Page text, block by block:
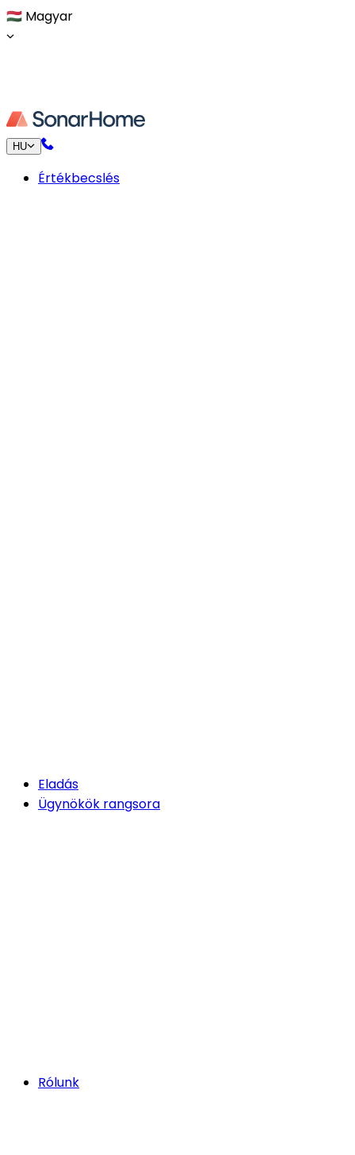
🇭🇺 Magyar
HU
Értékbecslés
Eladás
Ügynökök rangsora
Rólunk